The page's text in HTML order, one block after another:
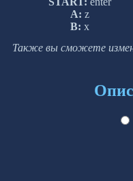
A: z
B: x
Также вы сможете